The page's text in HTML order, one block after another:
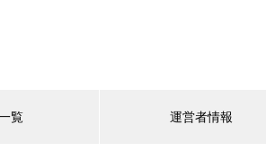
覧 運営者情報